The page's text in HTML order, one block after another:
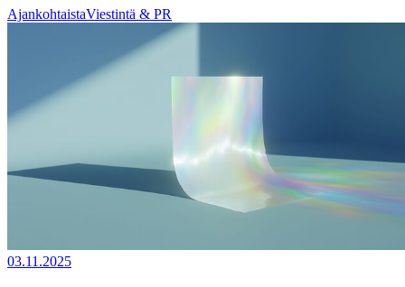
AjankohtaistaViestintä & PR
03.11.2025